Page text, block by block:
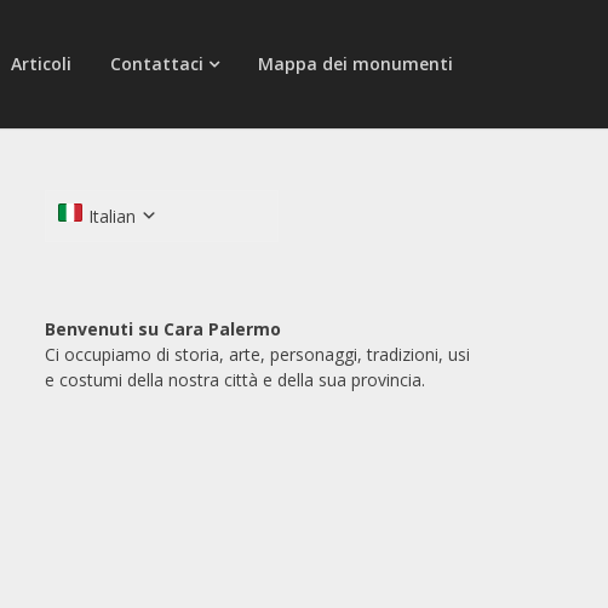
Articoli Contattaci Mappa dei monumenti
Italian
Benvenuti su Cara Palermo
Ci occupiamo di storia, arte, personaggi, tradizioni, usi
e costumi della nostra città e della sua provincia.